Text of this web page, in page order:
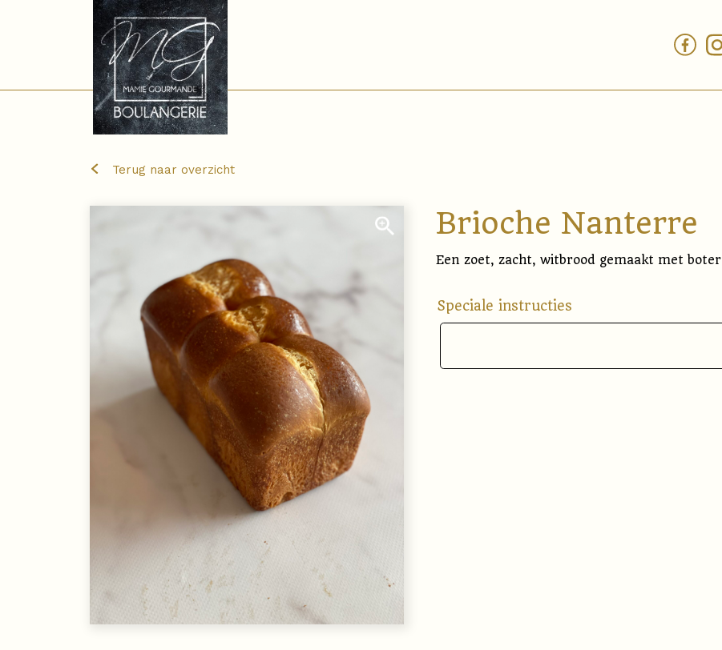
Terug naar overzicht
Brioche Nanterre
Een zoet, zacht, witbrood gemaakt met boter
Speciale instructies